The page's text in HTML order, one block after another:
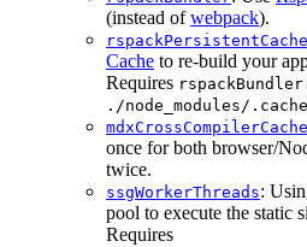
(instead ofwebpack).
rspackPersistentCache
Cache to re-build your
Requires
./node_modules/.cache
mdxCrossCompilerCache
once for both browser/
twice.
ssgWorkerThreads:
pool to execute the static
Requires